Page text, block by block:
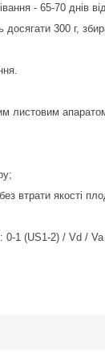
- 65-70 днів
300 г,
листовим
втрати якості
0-1 (US1-2) / Vd / Va